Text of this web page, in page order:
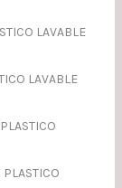
LAVABLE
LAVABLE